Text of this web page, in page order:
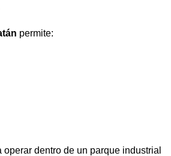
permite:
dentro de un parque industrial